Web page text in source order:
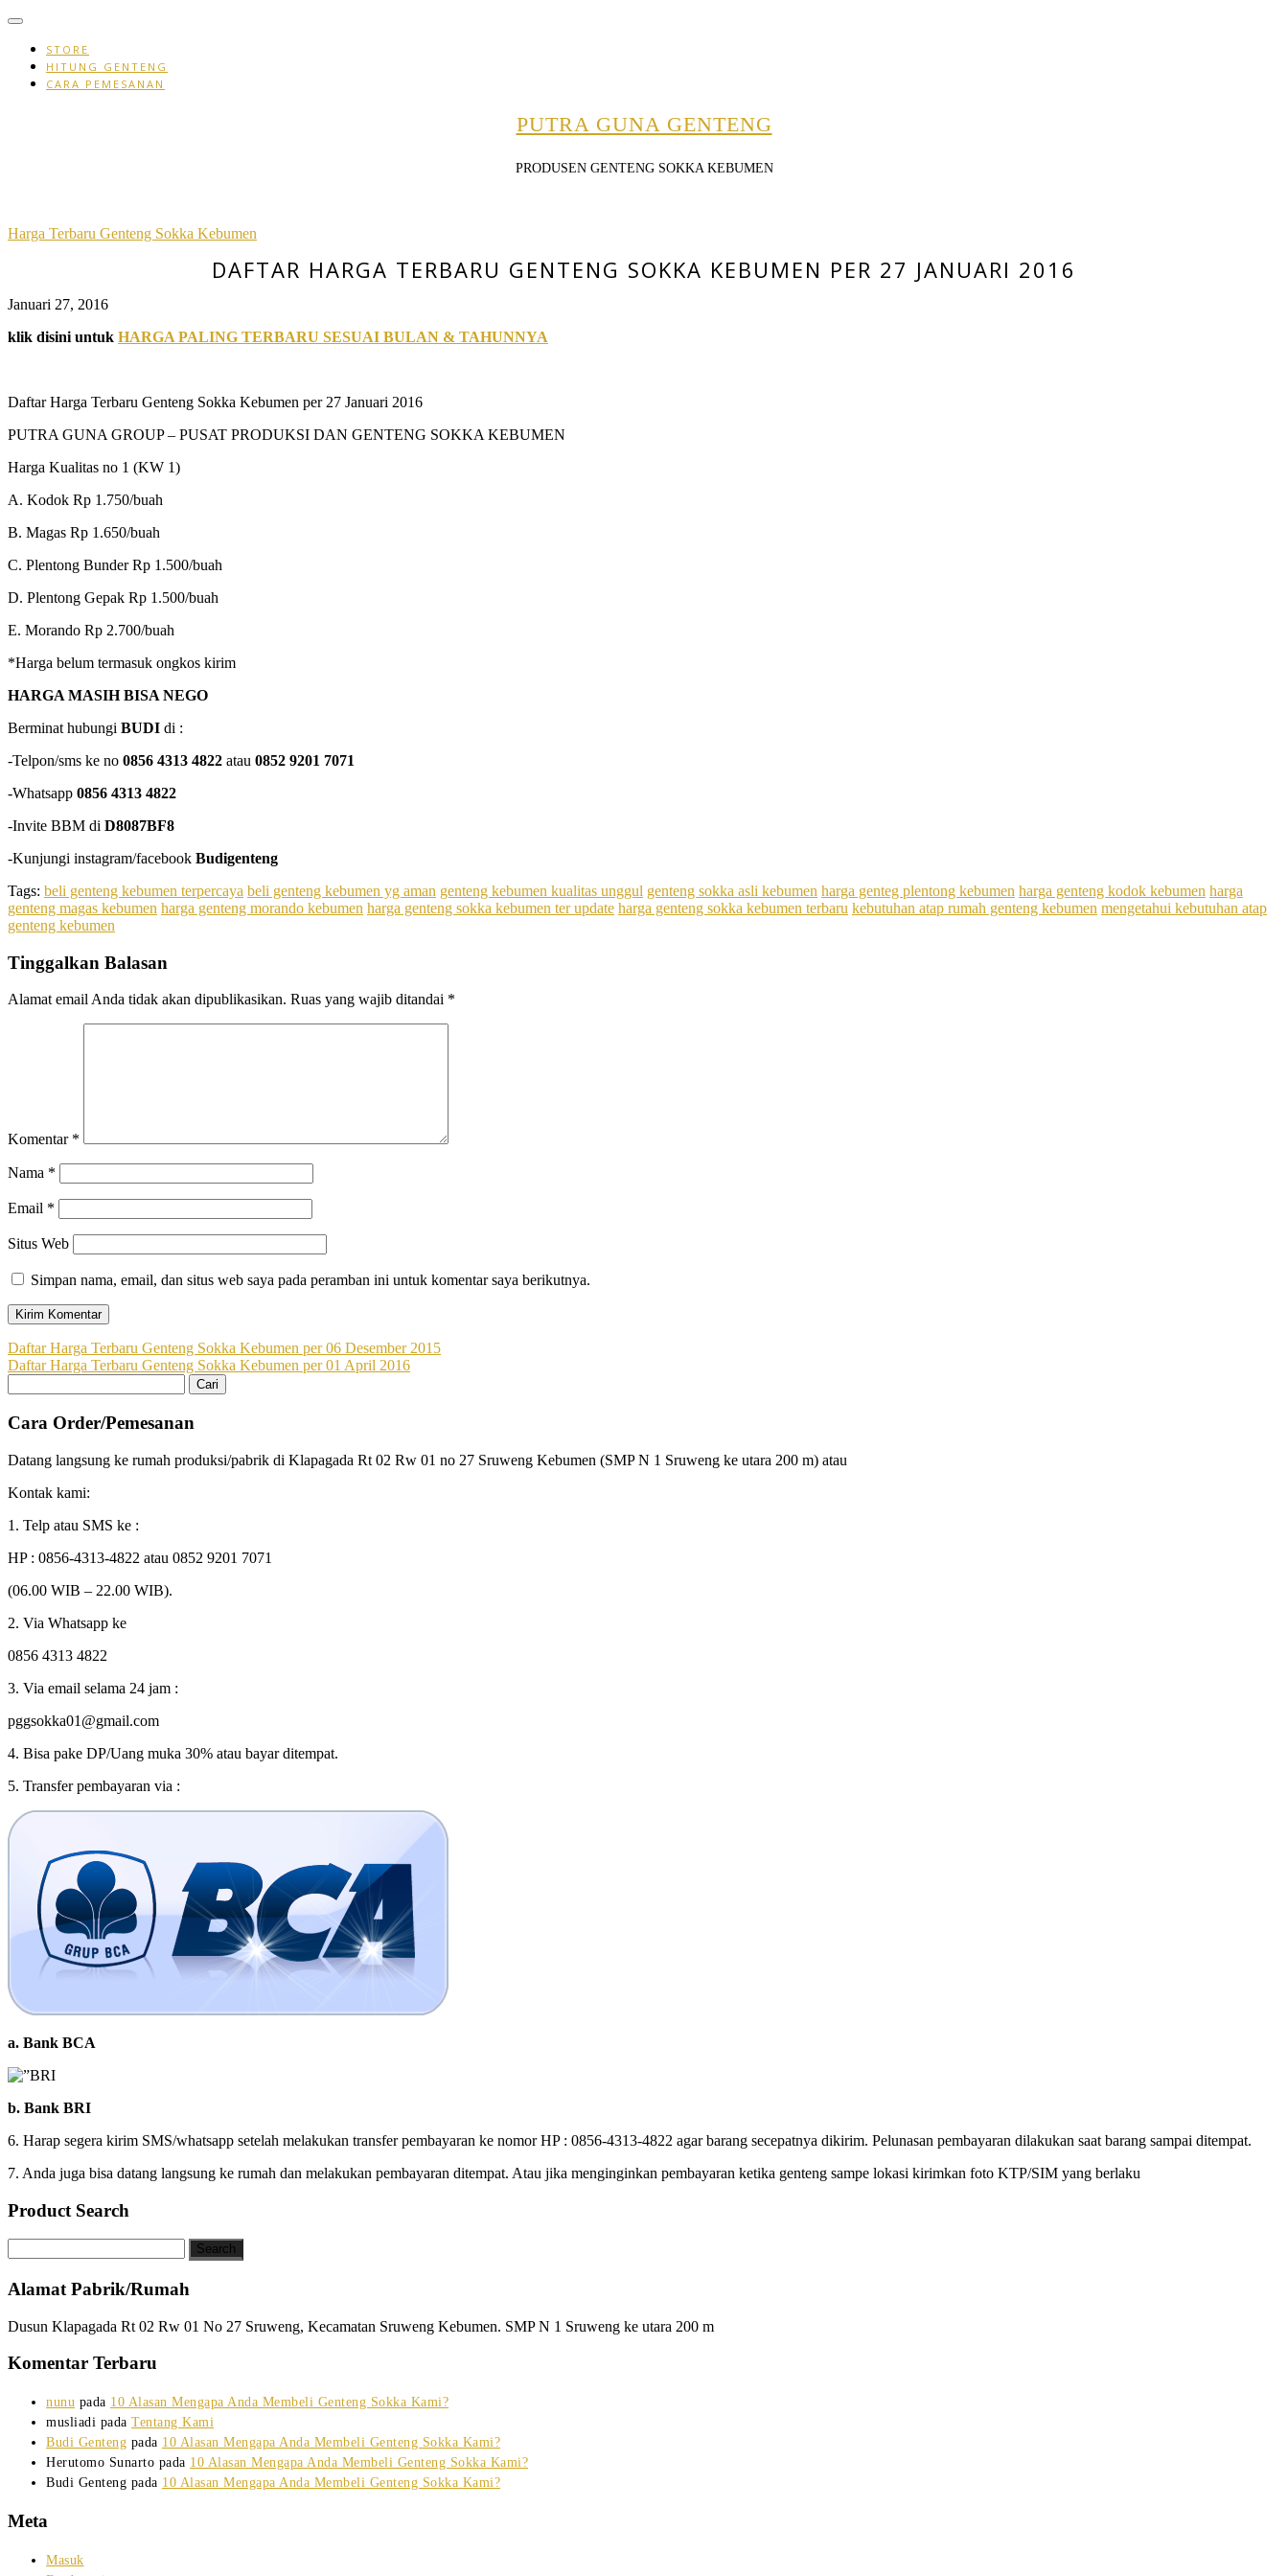
Skip
contentSTORE
HITUNG GENTENG
CARA PEMESANAN
PUTRA GUNA GENTENG
PRODUSEN GENTENG SOKKA KEBUMEN
Harga Terbaru Genteng Sokka Kebumen
DAFTAR HARGA TERBARU GENTENG SOKKA KEBUMEN PER 27 JANUARI 2016
Januari 27, 2016
klik disini untuk HARGA PALING TERBARU SESUAI BULAN & TAHUNNYA
Daftar Harga Terbaru Genteng Sokka Kebumen per 27 Januari 2016
PUTRA GUNA GROUP – PUSAT PRODUKSI DAN GENTENG SOKKA KEBUMEN
Harga Kualitas no 1 (KW 1)
A. Kodok Rp 1.750/buah
B. Magas Rp 1.650/buah
C. Plentong Bunder Rp 1.500/buah
D. Plentong Gepak Rp 1.500/buah
E. Morando Rp 2.700/buah
*Harga belum termasuk ongkos kirim
HARGA MASIH BISA NEGO
Berminat hubungi BUDI di :
-Telpon/sms ke no 0856 4313 4822 atau 0852 9201 7071
-Whatsapp 0856 4313 4822
-Invite BBM di D8087BF8
-Kunjungi instagram/facebook Budigenteng
Tags: beli genteng kebumen terpercaya beli genteng kebumen yg aman genteng kebumen kualitas unggul genteng sokka asli kebumen harga genteg plentong kebumen harga genteng kodok kebumen harga
genteng magas kebumen harga genteng morando kebumen harga genteng sokka kebumen ter update harga genteng sokka kebumen terbaru kebutuhan atap rumah genteng kebumen mengetahui kebutuhan atap
genteng kebumen
Tinggalkan Balasan
Alamat email Anda tidak akan dipublikasikan. Ruas yang wajib ditandai *
Komentar *
Nama *
Email *
Situs Web
Simpan nama, email, dan situs web saya pada peramban ini untuk komentar saya berikutnya.
Navigasi
pos
Daftar Harga Terbaru Genteng Sokka Kebumen per 06 Desember 2015
Daftar Harga Terbaru Genteng Sokka Kebumen per 01 April 2016
untuk:
Cara Order/Pemesanan
Datang langsung ke rumah produksi/pabrik di Klapagada Rt 02 Rw 01 no 27 Sruweng Kebumen (SMP N 1 Sruweng ke utara 200 m) atau
Kontak kami:
1. Telp atau SMS ke :
HP : 0856-4313-4822 atau 0852 9201 7071
(06.00 WIB – 22.00 WIB).
2. Via Whatsapp ke
0856 4313 4822
3. Via email selama 24 jam :
pggsokka01@gmail.com
4. Bisa pake DP/Uang muka 30% atau bayar ditempat.
5. Transfer pembayaran via :
a. Bank BCA
b. Bank BRI
6. Harap segera kirim SMS/whatsapp setelah melakukan transfer pembayaran ke nomor HP : 0856-4313-4822 agar barang secepatnya dikirim. Pelunasan pembayaran dilakukan saat barang sampai ditempat.
7. Anda juga bisa datang langsung ke rumah dan melakukan pembayaran ditempat. Atau jika menginginkan pembayaran ketika genteng sampe lokasi kirimkan foto KTP/SIM yang berlaku
Product Search
Alamat Pabrik/Rumah
Dusun Klapagada Rt 02 Rw 01 No 27 Sruweng, Kecamatan Sruweng Kebumen. SMP N 1 Sruweng ke utara 200 m
Komentar Terbaru
nunu pada 10 Alasan Mengapa Anda Membeli Genteng Sokka Kami?
musliadi pada Tentang Kami
Budi Genteng pada 10 Alasan Mengapa Anda Membeli Genteng Sokka Kami?
Herutomo Sunarto pada 10 Alasan Mengapa Anda Membeli Genteng Sokka Kami?
Budi Genteng pada 10 Alasan Mengapa Anda Membeli Genteng Sokka Kami?
Meta
Masuk